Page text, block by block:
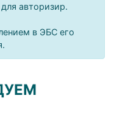
авторизир.
в ЭБС его